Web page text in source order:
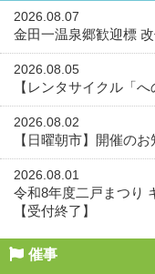
2026.08.07
金田一温泉郷歓迎標
2026.08.05
【レンタサイクル「
2026.08.02
【日曜朝市】開催の
2026.08.01
令和8年度二戸まつり
【受付終了】
催事